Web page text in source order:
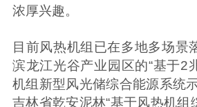
浓厚兴趣。
目前风热机组已在多地多场景
滨龙江光谷产业园区的“基于2
机组新型风光储综合能源系统
吉林省乾安泥林“基于风热机组